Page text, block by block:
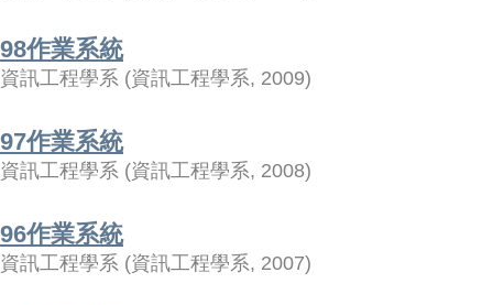
98作業系統
資訊工程學系 (資訊工程學系, 2009)
97作業系統
資訊工程學系 (資訊工程學系, 2008)
96作業系統
資訊工程學系 (資訊工程學系, 2007)